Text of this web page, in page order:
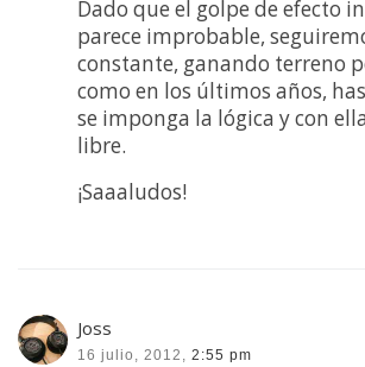
Dado que el golpe de efecto
parece improbable,
constante, ganando terreno
como en los últimos años,
se imponga la lógica y con
libre.
¡Saaaludos!
Joss
16 julio, 2012, 2:55 pm